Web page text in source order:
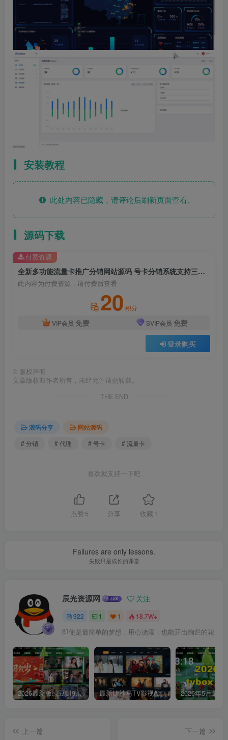
安装教程
此处内容已隐藏，请评论后刷新页面查看.
源码下载
全新多功能流量卡推广分销网站源码 号卡分销系统支持三级代理/多个接口/自适应双色主题
此内容为付费资源，请付费后查看
20 积分
VIP会员 免费 SVIP会员 免费
登录购买
付费资源
© 版权声明
文章版权归作者所有，未经允许请勿转载。
THE END
源码分享
网站源码
# 分销
# 代理 # 号卡 # 流量卡
喜欢就支持一下吧
点赞 5 分享 收藏 1
Failures are only lessons.
失败只是成长的课堂
辰光资源网 关注
922 1 1 18.7W+
即使是最简单的梦想，用心浇灌，也能开出绚烂的花
2026最新版绿豆UI9双端影视APP源码 最新UI神马TV影视APP源码 乐檬影视苹果CMS后台 包含前后端源码
上一篇
下一篇